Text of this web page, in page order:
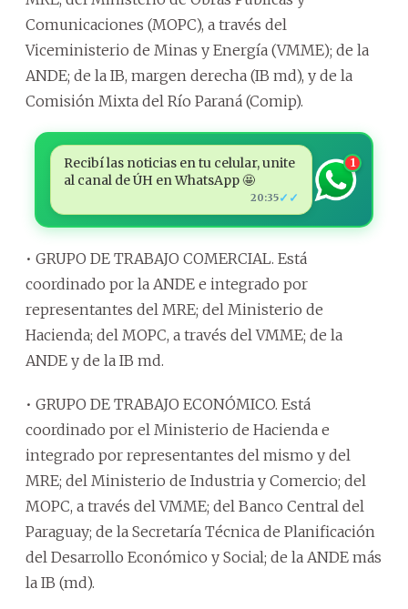
Comunicaciones (MOPC), a través del
Viceministerio de Minas y Energía (VMME); de la
ANDE; de la IB, margen derecha (IB md), y de la
Comisión Mixta del Río Paraná (Comip).
Recibí las noticias en tu celular, unite
al canal de ÚH en WhatsApp 🤩
20:35✓✓
1
• GRUPO DE TRABAJO COMERCIAL. Está
coordinado por la ANDE e integrado por
representantes del MRE; del Ministerio de
Hacienda; del MOPC, a través del VMME; de la
ANDE y de la IB md.
• GRUPO DE TRABAJO ECONÓMICO. Está
coordinado por el Ministerio de Hacienda e
integrado por representantes del mismo y del
MRE; del Ministerio de Industria y Comercio; del
MOPC, a través del VMME; del Banco Central del
Paraguay; de la Secretaría Técnica de Planificación
del Desarrollo Económico y Social; de la ANDE más
la IB (md).